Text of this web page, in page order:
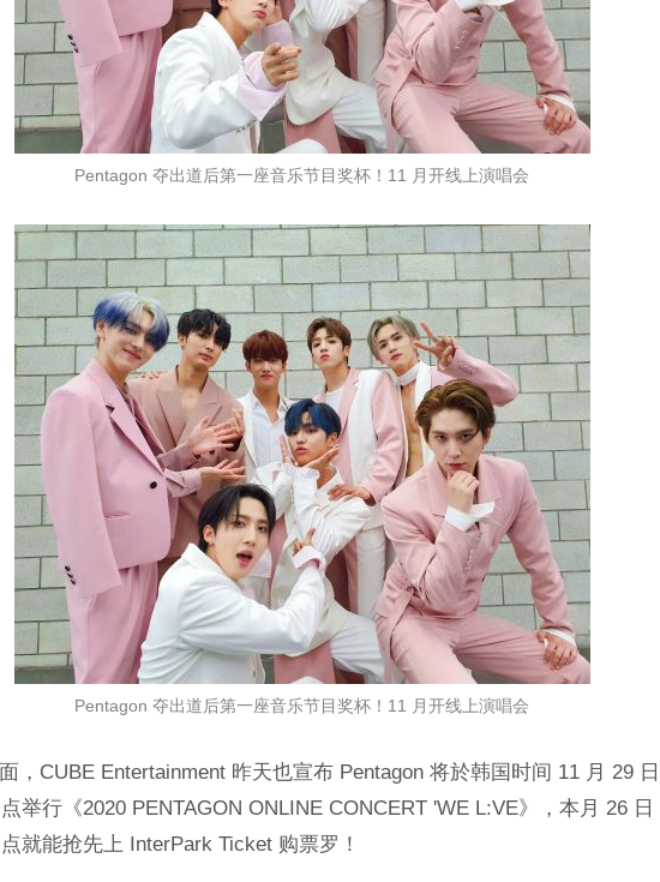
Pentagon 夺出道后第一座音乐节目奖杯！11 月开线上演唱会
Pentagon 夺出道后第一座音乐节目奖杯！11 月开线上演唱会
，CUBE Entertainment 昨天也宣布 Pentagon 将於韩国时间 11 月 29 日
举行《2020 PENTAGON ONLINE CONCERT 'WE L:VE》，本月 26 日
就能抢先上 InterPark Ticket 购票罗！